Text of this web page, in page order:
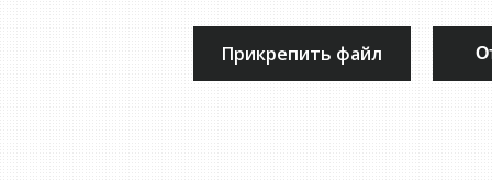
Прикрепить файл